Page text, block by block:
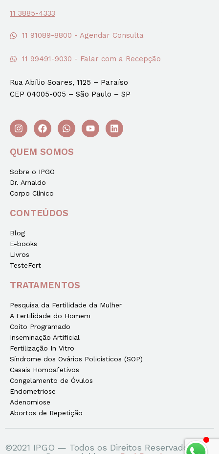
11 3885-4333
11 91089-8800 - Agendar Consulta
11 99491-9030 - Falar com a Recepção
Rua Abílio Soares, 1125 – Paraíso
CEP 04005-005 – São Paulo – SP
QUEM SOMOS
Sobre o IPGO
Dr. Arnaldo
Corpo Clínico
CONTEÚDOS
Blog
E-books
Livros
TesteFert
TRATAMENTOS
Pesquisa da Fertilidade da Mulher
A Fertilidade do Homem
Coito Programado
Inseminação Artificial
Fertilização In Vitro
Síndrome dos Ovários Policísticos (SOP)
Casais Homoafetivos
Congelamento de Óvulos
Endometriose
Adenomiose
Abortos de Repetição
©2021 IPGO — Todos os Direitos Reservados